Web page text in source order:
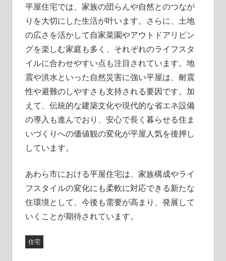
平屋住宅では、家族の団らんや自然とのつなが
りを大切にした生活が叶います。さらに、土地
の広さを活かして自家菜園やアウトドアリビン
グを楽しむ家庭も多く、それぞれのライフスタ
イルに合わせやすい点も注目されています。地
震や洪水といった自然災害に強い平屋は、耐震
性や避難のしやすさも支持される要因です。加
えて、伝統的な建築文化や現代的な省エネ設備
の導入も進んでおり、安心で長く暮らせる住ま
いづくりへの価値観の変化が平屋人気を後押し
しています。
あわら市における平屋住宅は、家族構成やライ
フスタイルの変化にも柔軟に対応できる新たな
住環境として、今後も需要が高まり、発展して
いくことが期待されています。
住宅